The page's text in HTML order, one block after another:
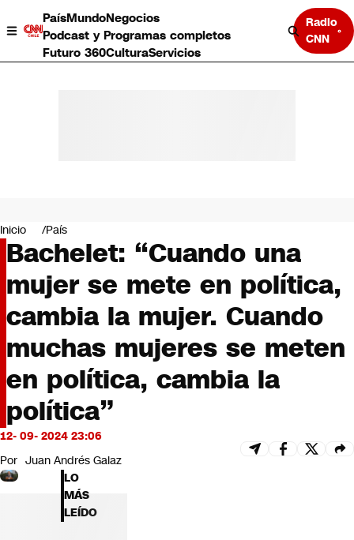
PaísMundoNegocios
Podcast y Programas completos
Futuro 360CulturaServicios
Radio
CNN
Negocios
Deportes
Programas completos
Cultura
Servicios
Bits
CNN tiempo
Opinión
Inicio País
Bachelet: “Cuando una
mujer se mete en política,
cambia la mujer. Cuando
muchas mujeres se meten
en política, cambia la
política”
12- 09- 2024 23:06
Por Juan Andrés Galaz
LO
MÁS
LEÍDO